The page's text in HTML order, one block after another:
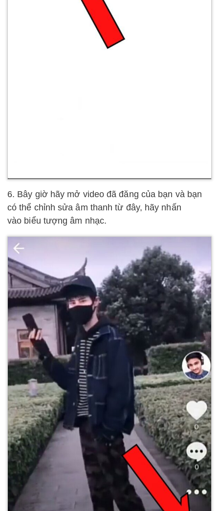
6. Bây giờ hãy mở video đã đăng của bạn và bạn
có thể chỉnh sửa âm thanh từ đây, hãy nhấn
vào biểu tượng âm nhạc.